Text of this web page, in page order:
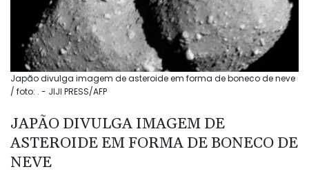
Japão divulga imagem de asteroide em forma de boneco de neve
/ foto: . - JIJI PRESS/AFP
JAPÃO DIVULGA IMAGEM DE
ASTEROIDE EM FORMA DE BONECO DE
NEVE